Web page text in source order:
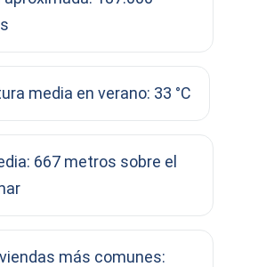
media en verano: 33 °C
667 metros sobre el
más comunes: